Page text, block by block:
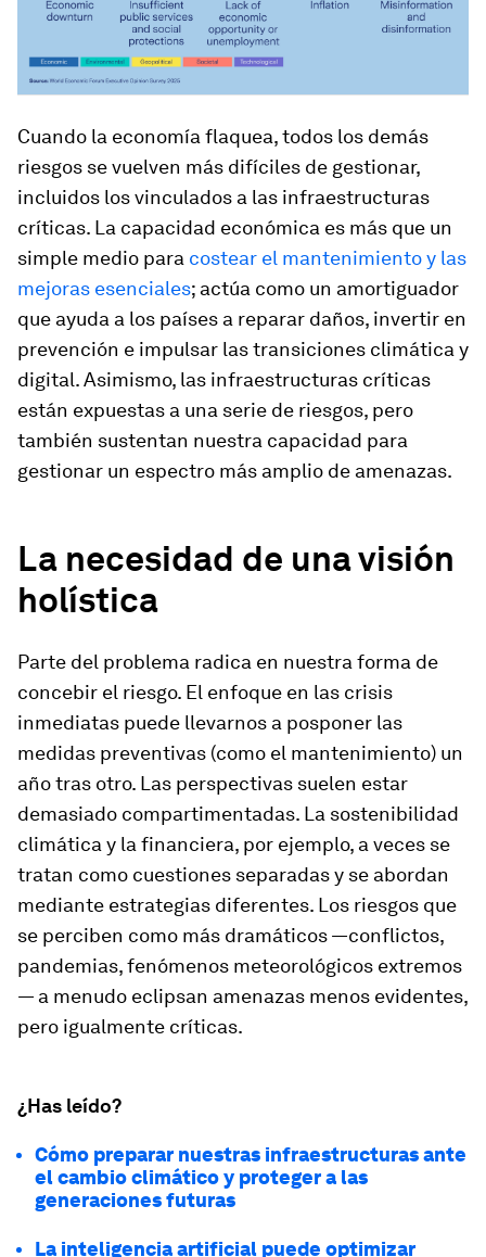
Cuando la economía flaquea, todos los demás
riesgos se vuelven más difíciles de gestionar,
incluidos los vinculados a las infraestructuras
críticas. La capacidad económica es más que un
simple medio para costear el mantenimiento y las
mejoras esenciales; actúa como un amortiguador
que ayuda a los países a reparar daños, invertir en
prevención e impulsar las transiciones climática y
digital. Asimismo, las infraestructuras críticas
están expuestas a una serie de riesgos, pero
también sustentan nuestra capacidad para
gestionar un espectro más amplio de amenazas.
La necesidad de una visión
holística
Parte del problema radica en nuestra forma de
concebir el riesgo. El enfoque en las crisis
inmediatas puede llevarnos a posponer las
medidas preventivas (como el mantenimiento) un
año tras otro. Las perspectivas suelen estar
demasiado compartimentadas. La sostenibilidad
climática y la financiera, por ejemplo, a veces se
tratan como cuestiones separadas y se abordan
mediante estrategias diferentes. Los riesgos que
se perciben como más dramáticos —conflictos,
pandemias, fenómenos meteorológicos extremos
— a menudo eclipsan amenazas menos evidentes,
pero igualmente críticas.
¿Has leído?
Cómo preparar nuestras infraestructuras ante
el cambio climático y proteger a las
generaciones futuras
La inteligencia artificial puede optimizar